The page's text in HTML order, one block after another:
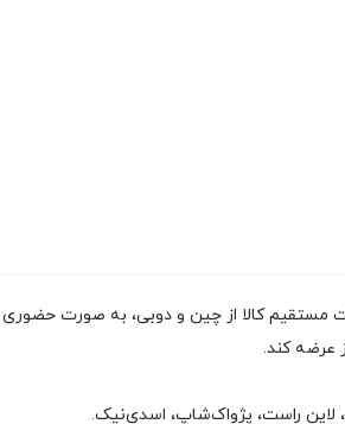
فروش بیش از ۲۰سال (تاسیس سال ۱۳۷۹)، هم اکنون با واردات
عرضه کند.
لاین راست، پژواک‌شاپ، اسدی‌نیک.